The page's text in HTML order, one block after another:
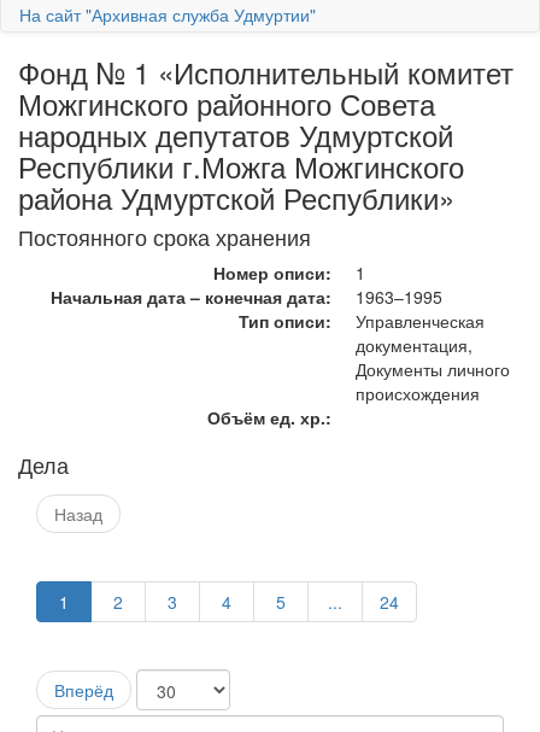
На сайт "Архивная служба Удмуртии"
Фонд № 1 «Исполнительный комитет
Можгинского районного Совета
народных депутатов Удмуртской
Республики г.Можга Можгинского
района Удмуртской Республики»
Постоянного срока хранения
Номер описи:
1
Начальная дата – конечная дата:
1963–1995
Тип описи:
Управленческая
документация,
Документы личного
происхождения
Объём ед. хр.:
Дела
Назад
1 2 3 4 5 ... 24
Вперёд